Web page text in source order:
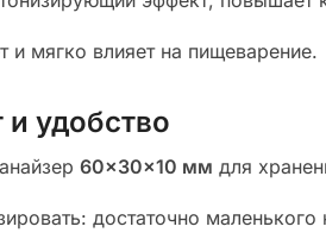
и мягко влияет на пищеварение.
удобство
60×30×10 мм для
достаточно